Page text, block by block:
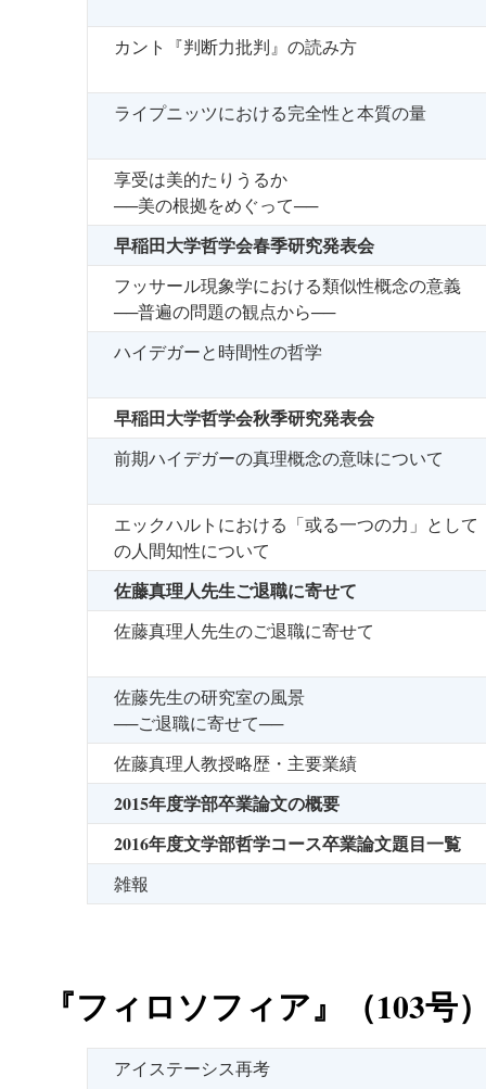
カント『判断力批判』の読み方
ライプニッツにおける完全性と本質の量
享受は美的たりうるか
──美の根拠をめぐって──
早稲田大学哲学会春季研究発表会
フッサール現象学における類似性概念の意義
──普遍の問題の観点から──
ハイデガーと時間性の哲学
早稲田大学哲学会秋季研究発表会
前期ハイデガーの真理概念の意味について
エックハルトにおける「或る一つの力」として
の人間知性について
佐藤真理人先生ご退職に寄せて
佐藤真理人先生のご退職に寄せて
佐藤先生の研究室の風景
──ご退職に寄せて──
佐藤真理人教授略歴・主要業績
2015年度学部卒業論文の概要
2016年度文学部哲学コース卒業論文題目一覧
雑報
『フィロソフィア』（103号
アイステーシス再考